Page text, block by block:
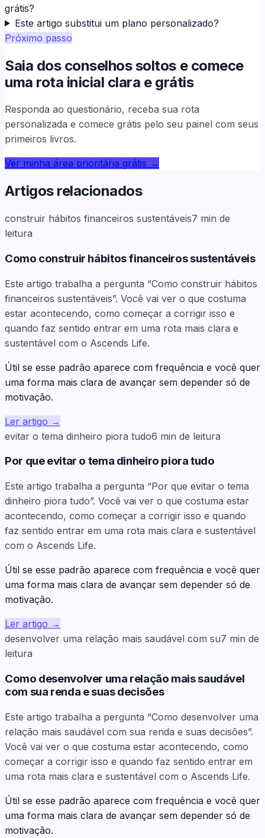
grátis?
Este artigo substitui um plano personalizado?
Próximo passo
Saia dos conselhos soltos e comece
uma rota inicial clara e grátis
Responda ao questionário, receba sua rota
personalizada e comece grátis pelo seu painel com seus
primeiros livros.
Ver minha área prioritária grátis →
Artigos relacionados
construir hábitos financeiros sustentáveis7 min de
leitura
Como construir hábitos financeiros sustentáveis
Este artigo trabalha a pergunta “Como construir hábitos
financeiros sustentáveis”. Você vai ver o que costuma
estar acontecendo, como começar a corrigir isso e
quando faz sentido entrar em uma rota mais clara e
sustentável com o Ascends Life.
Útil se esse padrão aparece com frequência e você quer
uma forma mais clara de avançar sem depender só de
motivação.
Ler artigo →
evitar o tema dinheiro piora tudo6 min de leitura
Por que evitar o tema dinheiro piora tudo
Este artigo trabalha a pergunta “Por que evitar o tema
dinheiro piora tudo”. Você vai ver o que costuma estar
acontecendo, como começar a corrigir isso e quando
faz sentido entrar em uma rota mais clara e sustentável
com o Ascends Life.
Útil se esse padrão aparece com frequência e você quer
uma forma mais clara de avançar sem depender só de
motivação.
Ler artigo →
desenvolver uma relação mais saudável com su7 min de
leitura
Como desenvolver uma relação mais saudável
com sua renda e suas decisões
Este artigo trabalha a pergunta “Como desenvolver uma
relação mais saudável com sua renda e suas decisões”.
Você vai ver o que costuma estar acontecendo, como
começar a corrigir isso e quando faz sentido entrar em
uma rota mais clara e sustentável com o Ascends Life.
Útil se esse padrão aparece com frequência e você quer
uma forma mais clara de avançar sem depender só de
motivação.